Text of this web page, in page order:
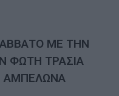
ΜΕ ΤΗΝ
ΦΩΤΗ ΤΡΑΣΙΑ
ΑΜΠΕΛΩΝΑ